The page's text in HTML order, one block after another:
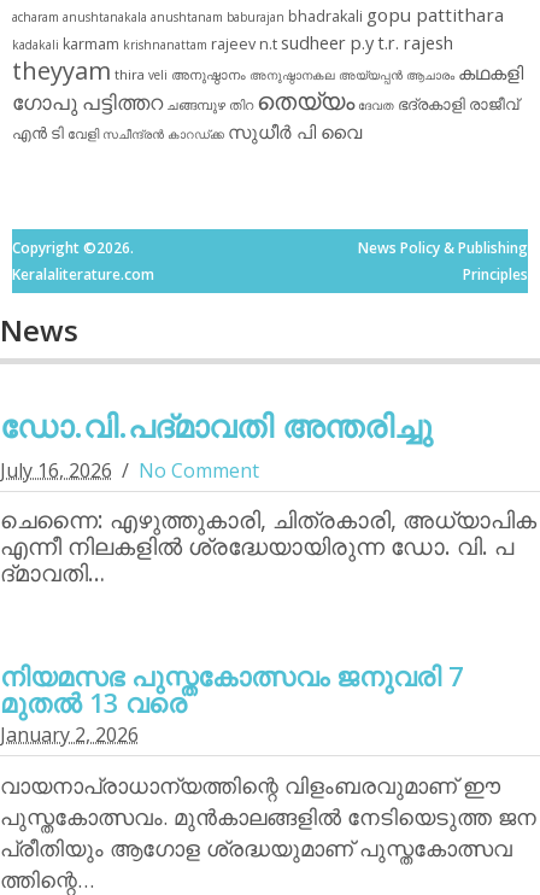
acharam anushtanakala anushtanam baburajan bhadrakali gopu pattithara
kadakali karmam krishnanattam rajeev n.t sudheer p.yt.r. rajesh
theyyam thira veli അനുഷ്ഠാനം അനുഷ്ഠാനകല അയ്യപ്പന്‍ ആചാരം കഥകളി
ഗോപു പട്ടിത്തറ ചങ്ങമ്പുഴ തിറ തെയ്യം ദേവത ഭദ്രകാളി രാജീവ്
എൻ ടി വേളി സചീന്ദ്രന്‍ കാറഡ്ക്ക സുധീര്‍ പി വൈ
Copyright ©2026.
Keralaliterature.com
News Policy & Publishing
Principles
News
ഡോ.വി.പദ്മാവതി അന്തരിച്ചു
July 16, 2026 No Comment
ചെന്നൈ: എഴുത്തുകാരി, ചിത്രകാരി, അധ്യാപിക
എന്നീ നിലകളില്‍ ശ്രദ്ധേയായിരുന്ന ഡോ. വി. പ
ദ്മാവതി…
നിയമസഭ പുസ്തകോത്സവം ജനുവരി 7
മുതല്‍ 13 വരെ
January 2, 2026
വായനാപ്രാധാന്യത്തിന്റെ വിളംബരവുമാണ് ഈ
പുസ്തകോത്സവം. മുന്‍കാലങ്ങളില്‍ നേടിയെടുത്ത ജന
പ്രീതിയും ആഗോള ശ്രദ്ധയുമാണ് പുസ്തകോത്സവ
ത്തിന്റെ…